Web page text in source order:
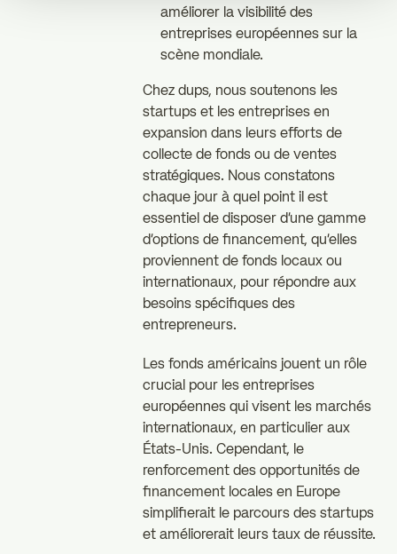
améliorer la visibilité des
entreprises européennes sur la
scène mondiale.
Chez dups, nous soutenons les
startups et les entreprises en
expansion dans leurs efforts de
collecte de fonds ou de ventes
stratégiques. Nous constatons
chaque jour à quel point il est
essentiel de disposer d'une gamme
d'options de financement, qu'elles
proviennent de fonds locaux ou
internationaux, pour répondre aux
besoins spécifiques des
entrepreneurs.
Les fonds américains jouent un rôle
crucial pour les entreprises
européennes qui visent les marchés
internationaux, en particulier aux
États-Unis. Cependant, le
renforcement des opportunités de
financement locales en Europe
simplifierait le parcours des startups
et améliorerait leurs taux de réussite.